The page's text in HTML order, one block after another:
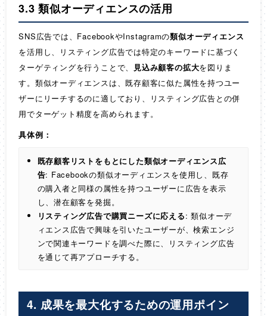
3.3 類似オーディエンスの活用
SNS広告では、FacebookやInstagramの類似オーディエンス
を活用し、リスティング広告では特定のキーワードに基づく
ターゲティングを行うことで、 見込み顧客の拡大を図りま
す。類似オーディエンスは、既存顧客に似た属性を持つユー
ザーにリーチするのに適しており、リスティング広告との併
用でターゲット精度を高められます。
具体例：
既存顧客リストをもとにした類似オーディエンス広
告: Facebookの類似オーディエンスを使用し、既存
の購入者と同様の属性を持つユーザーに広告を表示
し、潜在顧客を発掘。
リスティング広告で購買ニーズに応える: 類似オーデ
ィエンス広告で興味を引いたユーザーが、検索エンジ
ンで関連キーワードを調べた際に、リスティング広告
を通じて再アプローチする。
4. 成果を最大化するための運用ポイン